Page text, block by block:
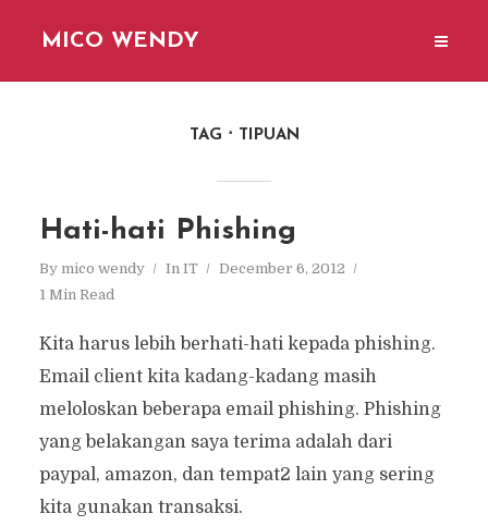
MICO WENDY
TAG TIPUAN
Hati-hati Phishing
By mico wendy In IT
December 6, 2012
1 Min Read
Kita harus lebih berhati-hati kepada phishing.
Email client kita kadang-kadang masih
meloloskan beberapa email phishing. Phishing
yang belakangan saya terima adalah dari
paypal, amazon, dan tempat2 lain yang sering
kita gunakan transaksi.